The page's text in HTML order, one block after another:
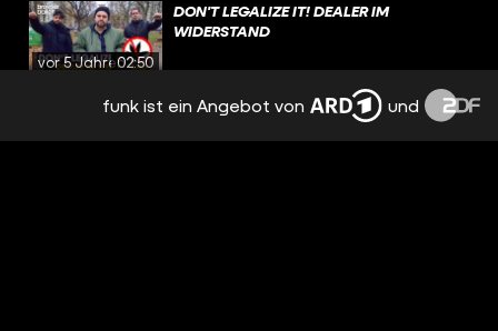
vor 5 Jahren02:50
DON'T LEGALIZE IT! DEALER IM
WIDERSTAND
DER UNGEIMPFTENBETREUER
funk ist ein Angebot von und